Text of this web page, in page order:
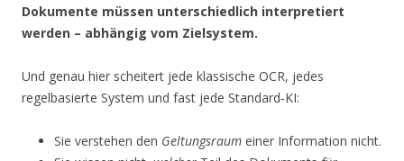
Dokumente müssen unterschiedlich interpretiert
werden – abhängig vom Zielsystem.
Und genau hier scheitert jede klassische OCR, jedes
regelbasierte System und fast jede Standard‑KI:
Sie verstehen den Geltungsraum einer Information nicht.